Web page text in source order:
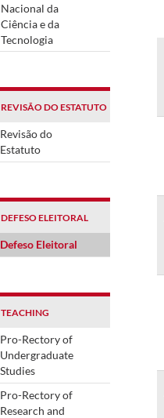
Nacional da
Ciência e da
Tecnologia
REVISÃO DO ESTATUTO
Revisão do
Estatuto
DEFESO ELEITORAL
Defeso Eleitoral
TEACHING
Pro-Rectory of
Undergraduate
Studies
Pro-Rectory of
Research and